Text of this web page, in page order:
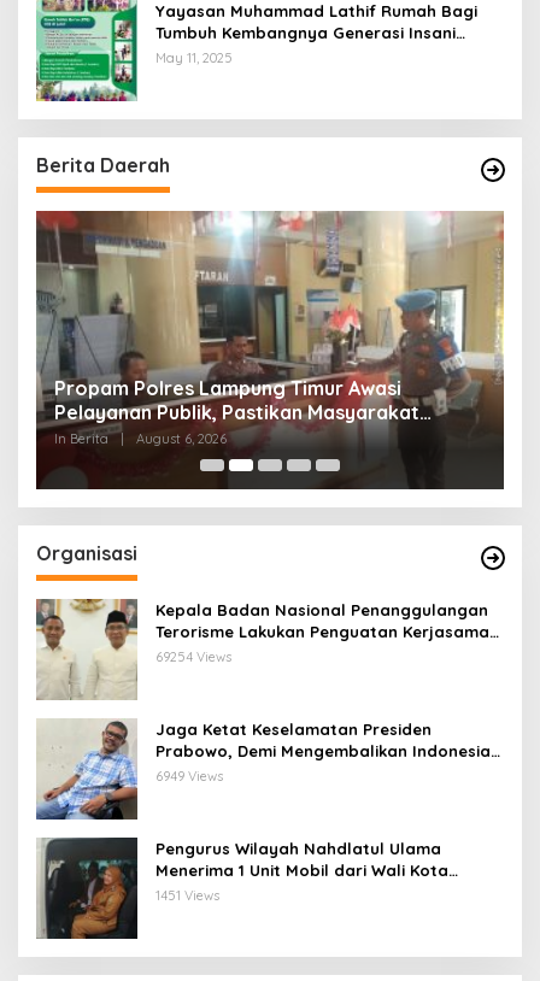
Yayasan Muhammad Lathif Rumah Bagi
Tumbuh Kembangnya Generasi Insani
Cerdas dan Berkarakter
May 11, 2025
Berita Daerah
Propam Polres Lampung Timur Awasi
Pelayanan Publik, Pastikan Masyarakat
Terlayani Secara Profesional
In Berita | August 6, 2026
Organisasi
Kepala Badan Nasional Penanggulangan
Terorisme Lakukan Penguatan Kerjasama
Ketua Pengurus Besar Nahdlatul Ulama
69254 Views
Jaga Ketat Keselamatan Presiden
Prabowo, Demi Mengembalikan Indonesia
Menjadi Macan Asia
6949 Views
Pengurus Wilayah Nahdlatul Ulama
Menerima 1 Unit Mobil dari Wali Kota
Bandar Lampung
1451 Views